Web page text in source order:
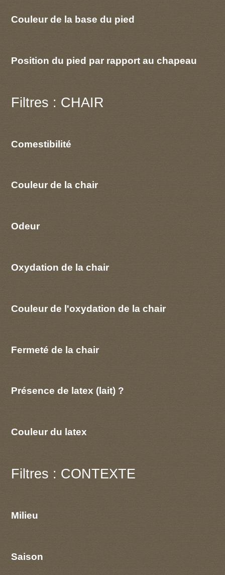
Couleur de la base du pied
Position du pied par rapport au chapeau
Filtres : CHAIR
Comestibilité
Couleur de la chair
Odeur
Oxydation de la chair
Couleur de l'oxydation de la chair
Fermeté de la chair
Présence de latex (lait) ?
Couleur du latex
Filtres : CONTEXTE
Milieu
Saison